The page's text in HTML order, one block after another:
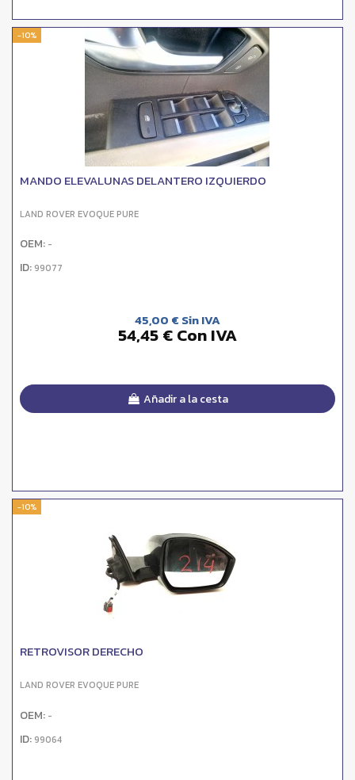
-10%
MANDO ELEVALUNAS DELANTERO IZQUIERDO
LAND ROVER EVOQUE PURE
OEM: -
ID: 99077
45,00 € Sin IVA
54,45 € Con IVA
Añadir a la cesta
-10%
RETROVISOR DERECHO
LAND ROVER EVOQUE PURE
OEM: -
ID: 99064